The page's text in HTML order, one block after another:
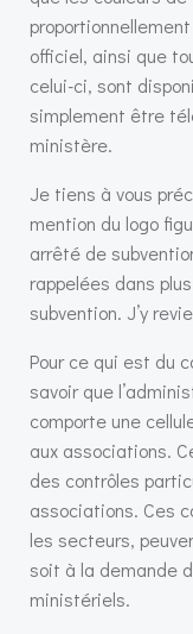
officiel, ainsi que
celui-ci, sont
simplement être
ministère.
Je tiens à vous
mention du logo
arrêté de
rappelées dans
subvention. J’y
Pour ce qui est du
savoir que
comporte une
aux associations.
des contrôles
associations. Ces
les secteurs,
soit à la demande
ministériels.